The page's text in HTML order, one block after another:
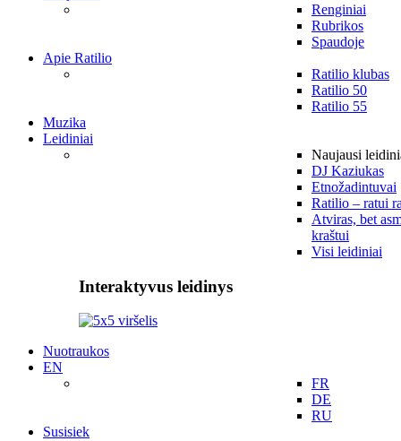
Renginiai
Rubrikos
Spaudoje
Apie Ratilio
Ratilio klubas
Ratilio 50
Ratilio 55
Muzika
Leidiniai
Naujausi
DJ Kaziukas
Etnožadintuvai
Ratilio – ratui
Atviras, bet
kraštui
Visi leidiniai
Interaktyvus leidinys
Nuotraukos
EN
FR
DE
RU
Susisiek